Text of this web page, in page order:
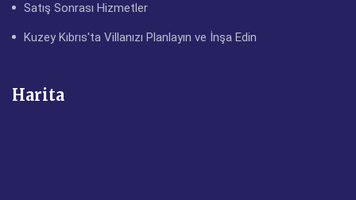
Satış Sonrası Hizmetler
Kuzey Kıbrıs'ta Villanızı Planlayın ve İnşa Edin
Harita